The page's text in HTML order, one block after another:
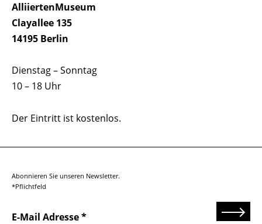
AlliiertenMuseum
Clayallee 135
14195 Berlin
Dienstag – Sonntag
10 – 18 Uhr
Der Eintritt ist kostenlos.
Abonnieren Sie unseren Newsletter.
*Pflichtfeld
E-Mail Adresse Senden